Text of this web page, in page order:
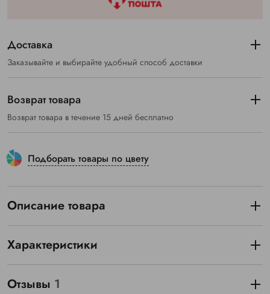
Доставка
Заказывайте и выбирайте удобный способ доставки
Возврат товара
Возврат товара в течение 15 дней бесплатно
Подборать товары по цвету
Описание товара
Характеристики
Отзывы 1